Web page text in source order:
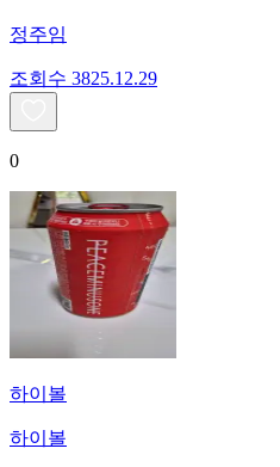
정주임
조회수 3825.12.29
0
하이볼
하이볼